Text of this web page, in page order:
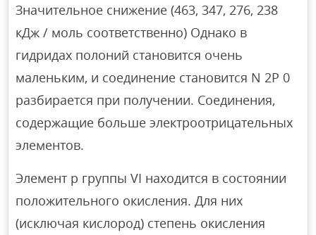
Значительное снижение (463, 347, 276, 238
кДж / моль соответственно) Однако в
гидридах полоний становится очень
маленьким, и соединение становится N 2P 0
разбирается при получении. Соединения,
содержащие больше электроотрицательных
элементов.
Элемент р группы VI находится в состоянии
положительного окисления. Для них
(исключая кислород) степень окисления